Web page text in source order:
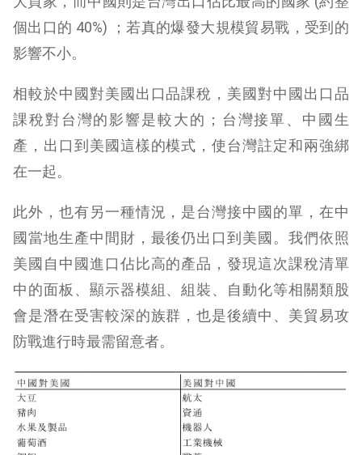
個出口的 40%) ；若真的爆發大規模貿易戰，受到的
影響不小。
相較於中國對美國出口品課稅，美國對中國出口品
課稅對台灣的影響是較大的；台灣接單、中國生
產，出口到美國這樣的模式，使台灣註定和兩強綁
在一起。
此外，也有另一種情況，是台灣接中國的單，在中
國當地生產中間財，最後仍出口到美國。我們依照
美國自中國進口佔比高的產品，發現這次課稅清單
中的面板、顯示器模組、組裝、自動化等相關類股
會是潛在受害較深的族群，也是後續中、美貿易攻
防戰進行時最需留意者。